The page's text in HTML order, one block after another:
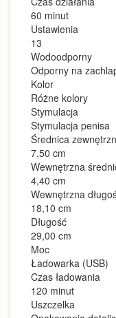
60 minut
Ustawienia
13
Wodoodporny
Odporny na
Kolor
Różne kolory
Stymulacja
Stymulacja penisa
Średnica
7,50 cm
Wewnętrzna
4,40 cm
Wewnętrzna
18,10 cm
Długość
29,00 cm
Moc
Ładowarka (USB)
Czas ładowania
120 minut
Uszczelka